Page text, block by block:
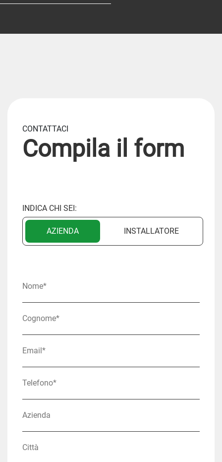
CONTATTACI
Compila il form
INDICA CHI SEI:
AZIENDA INSTALLATORE